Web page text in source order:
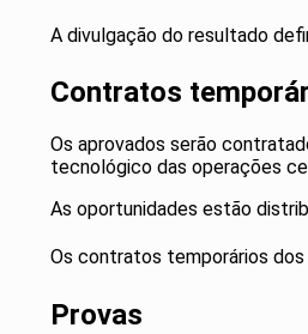
A divulgação do resultado
Contratos
Os aprovados serão
tecnológico das operações
As oportunidades estão
Os contratos temporários
Provas